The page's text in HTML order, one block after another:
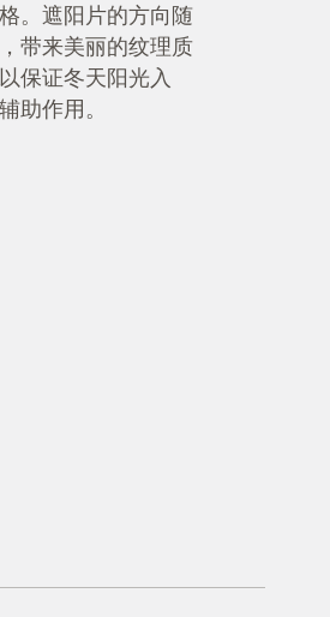
。遮阳片的方向随
带来美丽的纹理质
保证冬天阳光入
助作用。